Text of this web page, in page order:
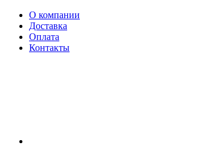
О компании
Доставка
Оплата
Контакты